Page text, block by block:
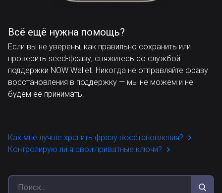
Всё ещё нужна помощь?
Если вы не уверены, как правильно сохранить или
проверить seed-фразу, свяжитесь со службой
поддержки NOW Wallet. Никогда не отправляйте фразу
восстановления в поддержку — мы не можем и не
будем её принимать.
Как мне лучше хранить фразу восстановления?
Контролирую ли я свои приватные ключи?